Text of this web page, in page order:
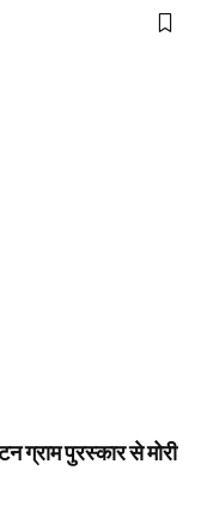
ग्राम पुरस्कार से मोरी